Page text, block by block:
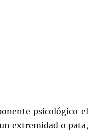
psicológico el
extremidad o pata,